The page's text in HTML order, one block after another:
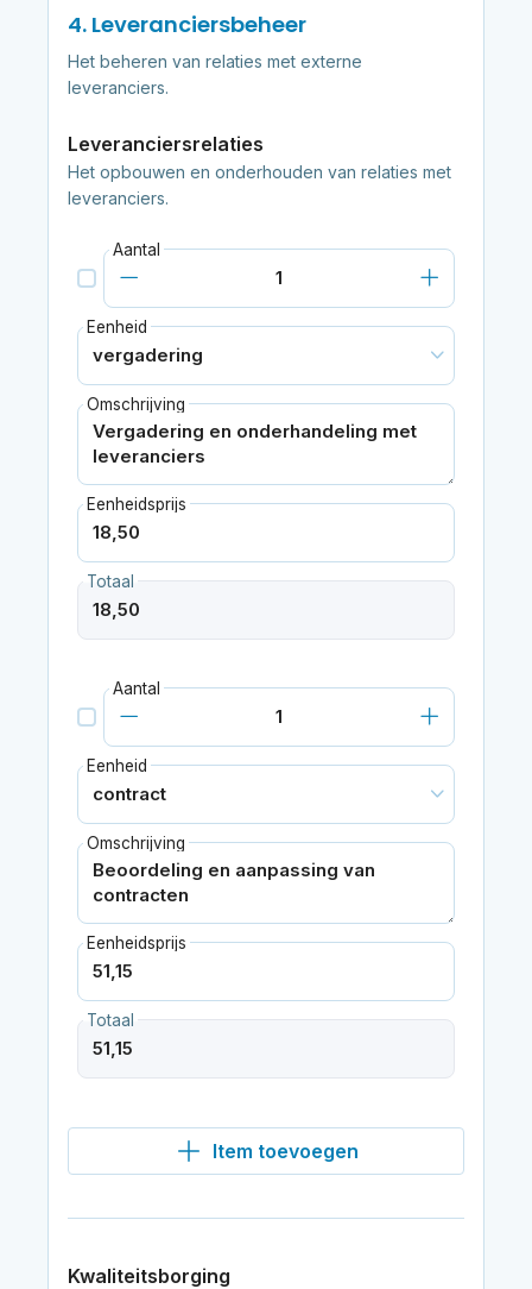
4. Leveranciersbeheer
Het beheren van relaties met externe
leveranciers.
Leveranciersrelaties
Het opbouwen en onderhouden van relaties met
leveranciers.
Aantal
Eenheid
Omschrijving
Eenheidsprijs
Totaal
Aantal
Eenheid
Omschrijving
Eenheidsprijs
Totaal
Item toevoegen
Kwaliteitsborging